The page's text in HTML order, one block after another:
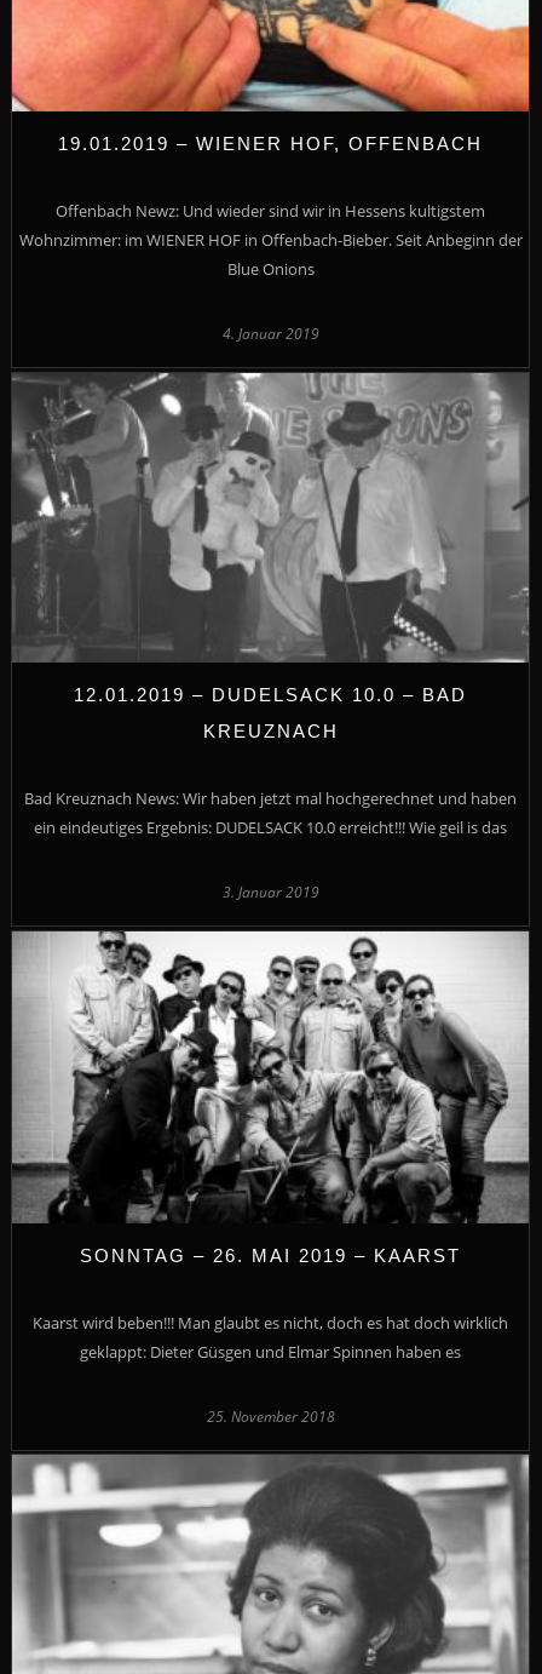
19.01.2019 – WIENER HOF, OFFENBACH
Offenbach Newz: Und wieder sind wir in Hessens kultigstem
Wohnzimmer: im WIENER HOF in Offenbach-Bieber. Seit Anbeginn der
Blue Onions
4. Januar 2019
12.01.2019 – DUDELSACK 10.0 – BAD
KREUZNACH
Bad Kreuznach News: Wir haben jetzt mal hochgerechnet und haben
ein eindeutiges Ergebnis: DUDELSACK 10.0 erreicht!!! Wie geil is das
3. Januar 2019
SONNTAG – 26. MAI 2019 – KAARST
Kaarst wird beben!!! Man glaubt es nicht, doch es hat doch wirklich
geklappt: Dieter Güsgen und Elmar Spinnen haben es
25. November 2018